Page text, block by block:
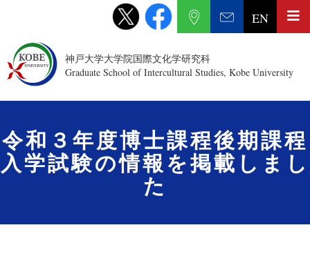
神戸大学大学院国際文化学研究科
Graduate School of Intercultural Studies, Kobe University
EN
令和３年度博士課程後期課程
入学試験の情報を掲載しまし
た